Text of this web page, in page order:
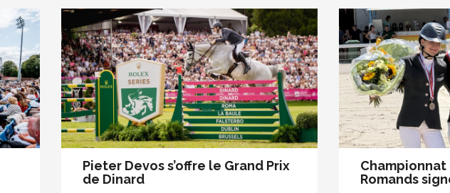
Pieter Devos s’offre le Grand Prix
de Dinard
Championnat
Romands